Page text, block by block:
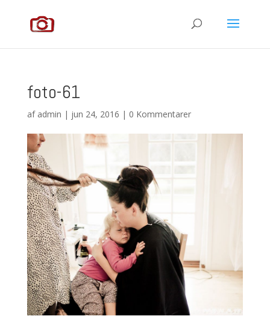
foto-61
af admin | jun 24, 2016 | 0 Kommentarer